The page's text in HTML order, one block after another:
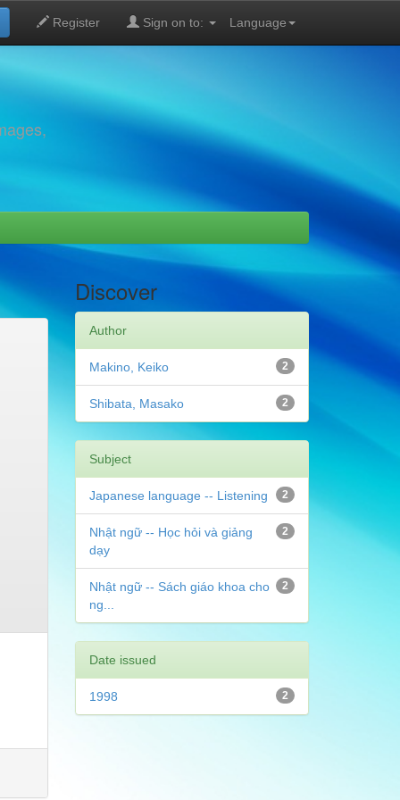
Language
Register Sign on to:
Discover
Author
2
Makino, Keiko
2
Shibata, Masako
Subject
2
Japanese language -- Listening
2
Nhật ngữ -- Học hỏi và giảng
dạy
2
Nhật ngữ -- Sách giáo khoa cho
ng...
Date issued
2
1998